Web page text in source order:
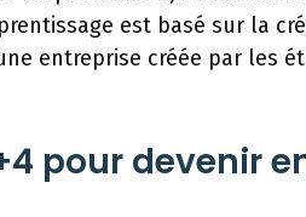
est basé sur la
entreprise créée par les
pour devenir